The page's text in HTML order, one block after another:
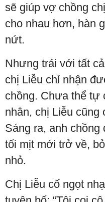
sẽ giúp vợ chồng
cho nhau hơn, hàn
nứt.
Nhưng trái với tất
chị Liễu chỉ nhận
chồng. Chưa thể tự
nhân, chị Liễu cũng
Sáng ra, anh chồng
tối mịt mới trở về,
nhỏ.
Chị Liễu cố ngọt